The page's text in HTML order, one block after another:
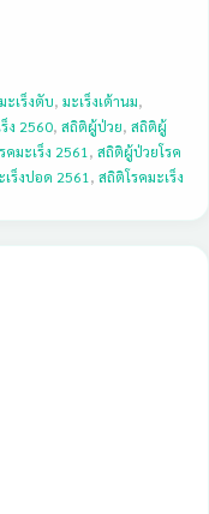
มะเร็งตับ,มะเร็งเต้านม,
ง 2560, สถิติผู้ป่วย, สถิติผู้
มะเร็ง 2561 , สถิติผู้ป่วยโรค
ร็งปอด 2561 , สถิติโรคมะเร็ง